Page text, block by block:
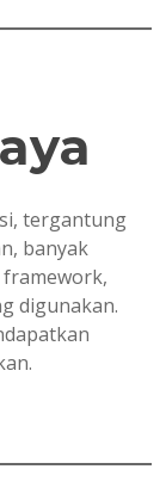
tergantung
banyak
digunakan.